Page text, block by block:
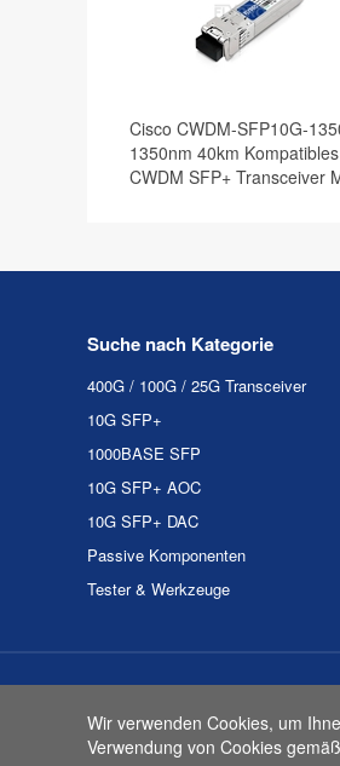
Cisco CWDM-SFP10G-
1350nm 40km
CWDM SFP+ Transceiver
Suche nach Kategorie
400G / 100G / 25G Transceiver
10G SFP+
1000BASE SFP
10G SFP+ AOC
10G SFP+ DAC
Passive Komponenten
Tester & Werkzeuge
Wir verwenden Cookies, um
Verwendung von Cookies